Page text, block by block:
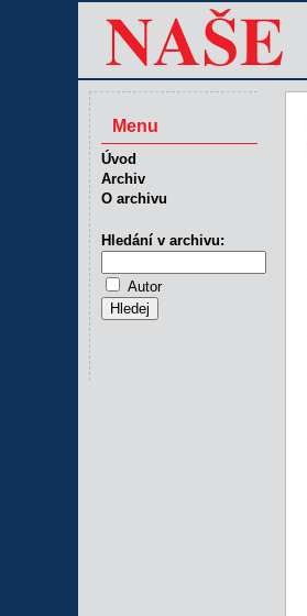
Menu
Úvod
Archiv
O archivu
Hledání v archivu:
Autor